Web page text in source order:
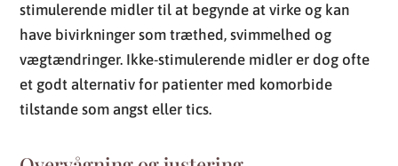
stimulerende midler til at begynde at virke og kan
have bivirkninger som træthed, svimmelhed og
vægtændringer. Ikke-stimulerende midler er dog ofte
et godt alternativ for patienter med komorbide
tilstande som angst eller tics.